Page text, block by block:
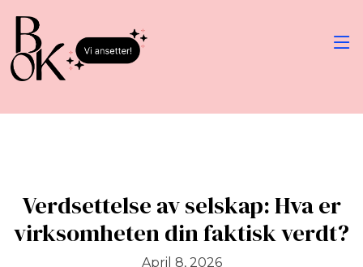
Verdsettelse av selskap: Hva er
virksomheten din faktisk verdt?
April 8, 2026